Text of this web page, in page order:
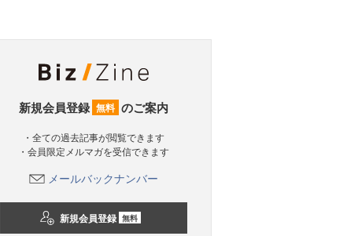
新規会員登録 無料 のご案内
・全ての過去記事が閲覧できます
・会員限定メルマガを受信できます
メールバックナンバー
新規会員登録 無料